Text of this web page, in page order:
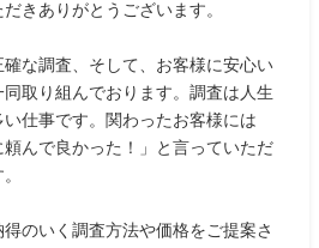
きありがとうございます。
な調査、そして、お客様に安心い
取り組んでおります。調査は人生
仕事です。関わったお客様には
頼んで良かった！」と言っていただ
のいく調査方法や価格をご提案さ